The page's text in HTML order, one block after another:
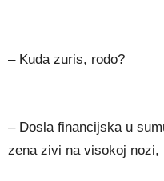
– Kuda zuris, rodo?
– Dosla financijska u
zena zivi na visokoj nozi,